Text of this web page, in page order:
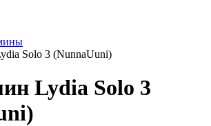
Solo 3 (NunnaUuni)
Lydia Solo 3